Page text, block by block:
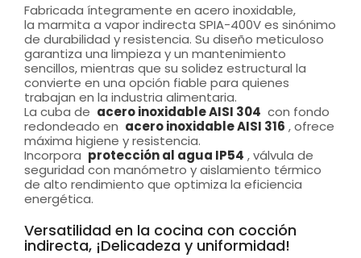
Fabricada íntegramente en acero inoxidable,
la marmita a vapor indirecta SPIA-400V es sinónimo
de durabilidad y resistencia. Su diseño meticuloso
garantiza una limpieza y un mantenimiento
sencillos, mientras que su solidez estructural la
convierte en una opción fiable para quienes
trabajan en la industria alimentaria.
La cuba de acero inoxidable AISI 304 con fondo
redondeado en acero inoxidable AISI 316 , ofrece
máxima higiene y resistencia.
Incorpora protección al agua IP54 , válvula de
seguridad con manómetro y aislamiento térmico
de alto rendimiento que optimiza la eficiencia
energética.
Versatilidad en la cocina con cocción
indirecta, ¡Delicadeza y uniformidad!